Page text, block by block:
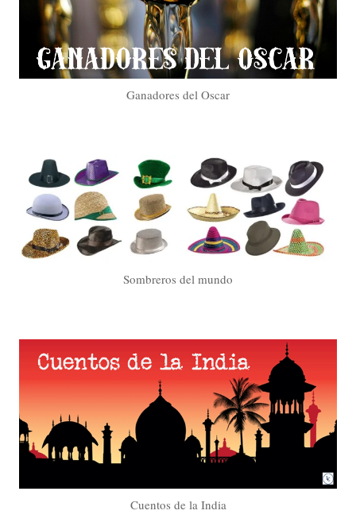
Ganadores del Oscar
Sombreros del mundo
Cuentos de la India